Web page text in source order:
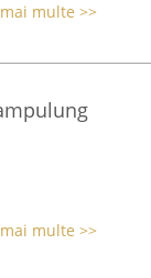
multe >>
multe >>